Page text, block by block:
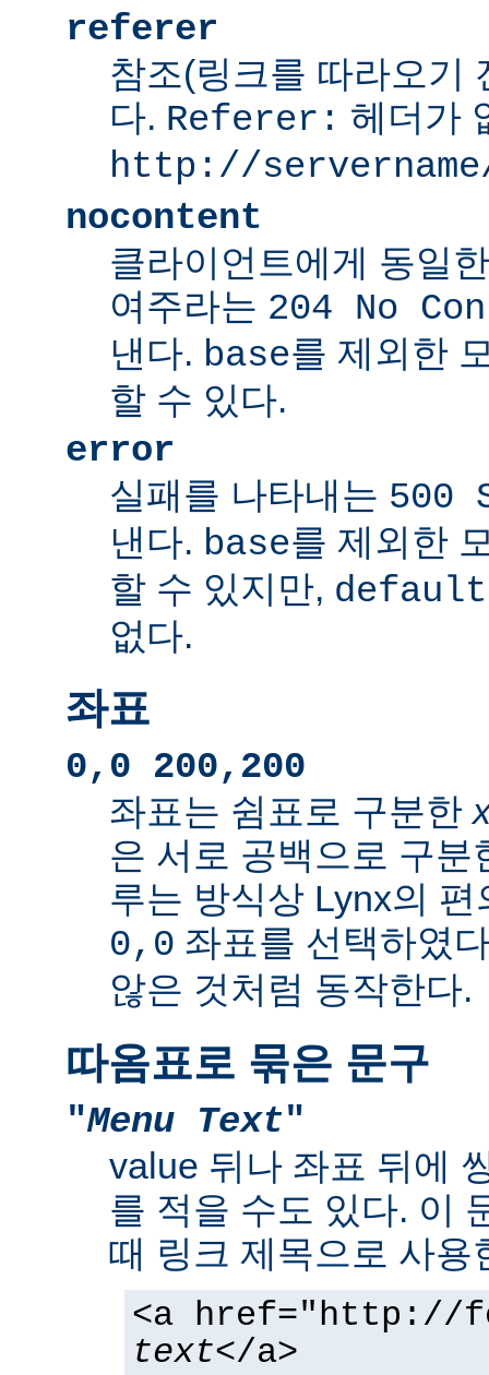
referer
참조(링크를 따라오기
다. Referer: 헤더가
http://
nocontent
클라이언트에게 동일
여주라는 204 No
낸다. base를 제외한
할 수 있다.
error
실패를 나타내는 500
낸다. base를 제외한
할 수 있지만, default
없다.
좌표
0,0 200,200
좌표는 쉼표로 구분한
은 서로 공백으로 구분
루는 방식상 Lynx의
0,0 좌표를 선택하였
않은 것처럼 동작한다.
따옴표로 묶은 문구
"Menu Text"
value 뒤나 좌표 뒤에
를 적을 수도 있다. 이
때 링크 제목으로 사용
<a href="http://
text</a>